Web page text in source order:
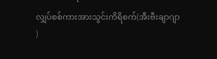
လျှပ်စစ်ကားအားသွင်းကိရိစက်(အီးဗီးချာဂျာ
)